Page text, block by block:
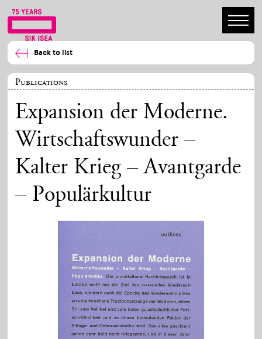
Back to list
Publications
Expansion der Moderne.
Wirtschaftswunder –
Kalter Krieg – Avantgarde
– Populärkultur